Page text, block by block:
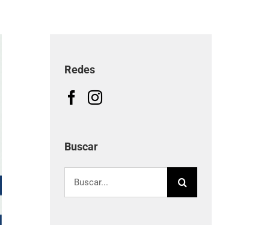
Redes
Buscar